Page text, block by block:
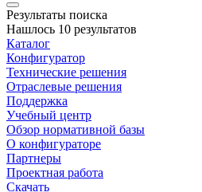
Результаты поиска
Нашлось 10 результатов
Каталог
Конфигуратор
Технические решения
Отраслевые решения
Поддержка
Учебный центр
Обзор нормативной базы
О конфигураторе
Партнеры
Проектная работа
Скачать